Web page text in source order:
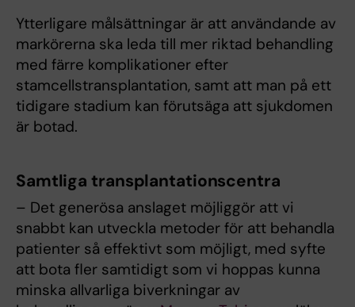
Ytterligare målsättningar är att användande av
markörerna ska leda till mer riktad behandling
med färre komplikationer efter
stamcellstransplantation, samt att man på ett
tidigare stadium kan förutsäga att sjukdomen
är botad.
Samtliga transplantationscentra
– Det generösa anslaget möjliggör att vi
snabbt kan utveckla metoder för att behandla
patienter så effektivt som möjligt, med syfte
att bota fler samtidigt som vi hoppas kunna
minska allvarliga biverkningar av